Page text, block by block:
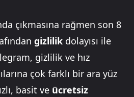
çıkmasına rağmen son 8
gizlilik dolayısı ile
gizlilik ve hız
çok farklı bir ara yüz
basit ve ücretsiz